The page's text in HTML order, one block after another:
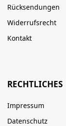
Rücksendungen
Widerrufsrecht
Kontakt
RECHTLICHES
Impressum
Datenschutz